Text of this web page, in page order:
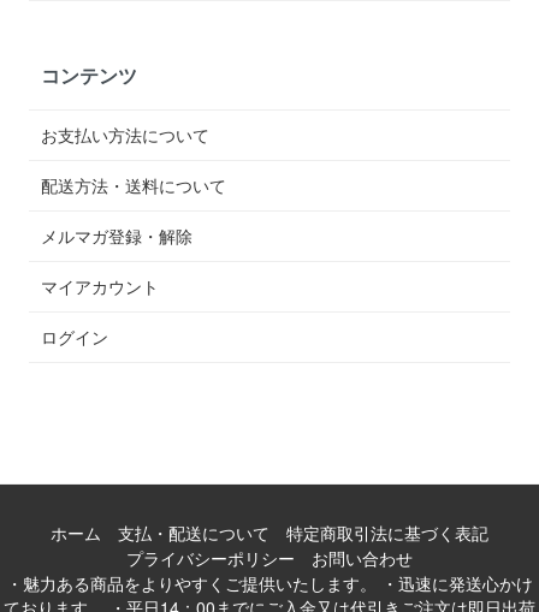
コンテンツ
お支払い方法について
配送方法・送料について
メルマガ登録・解除
マイアカウント
ログイン
ホーム 支払・配送について
特定商取引法に基づく表記
プライバシーポリシー
お問い合わせ
・魅力ある商品をよりやすくご提供いたします。 ・迅速に発送心かけ
ております。 ・平日14：00までにご入金又は代引きご注文は即日出荷